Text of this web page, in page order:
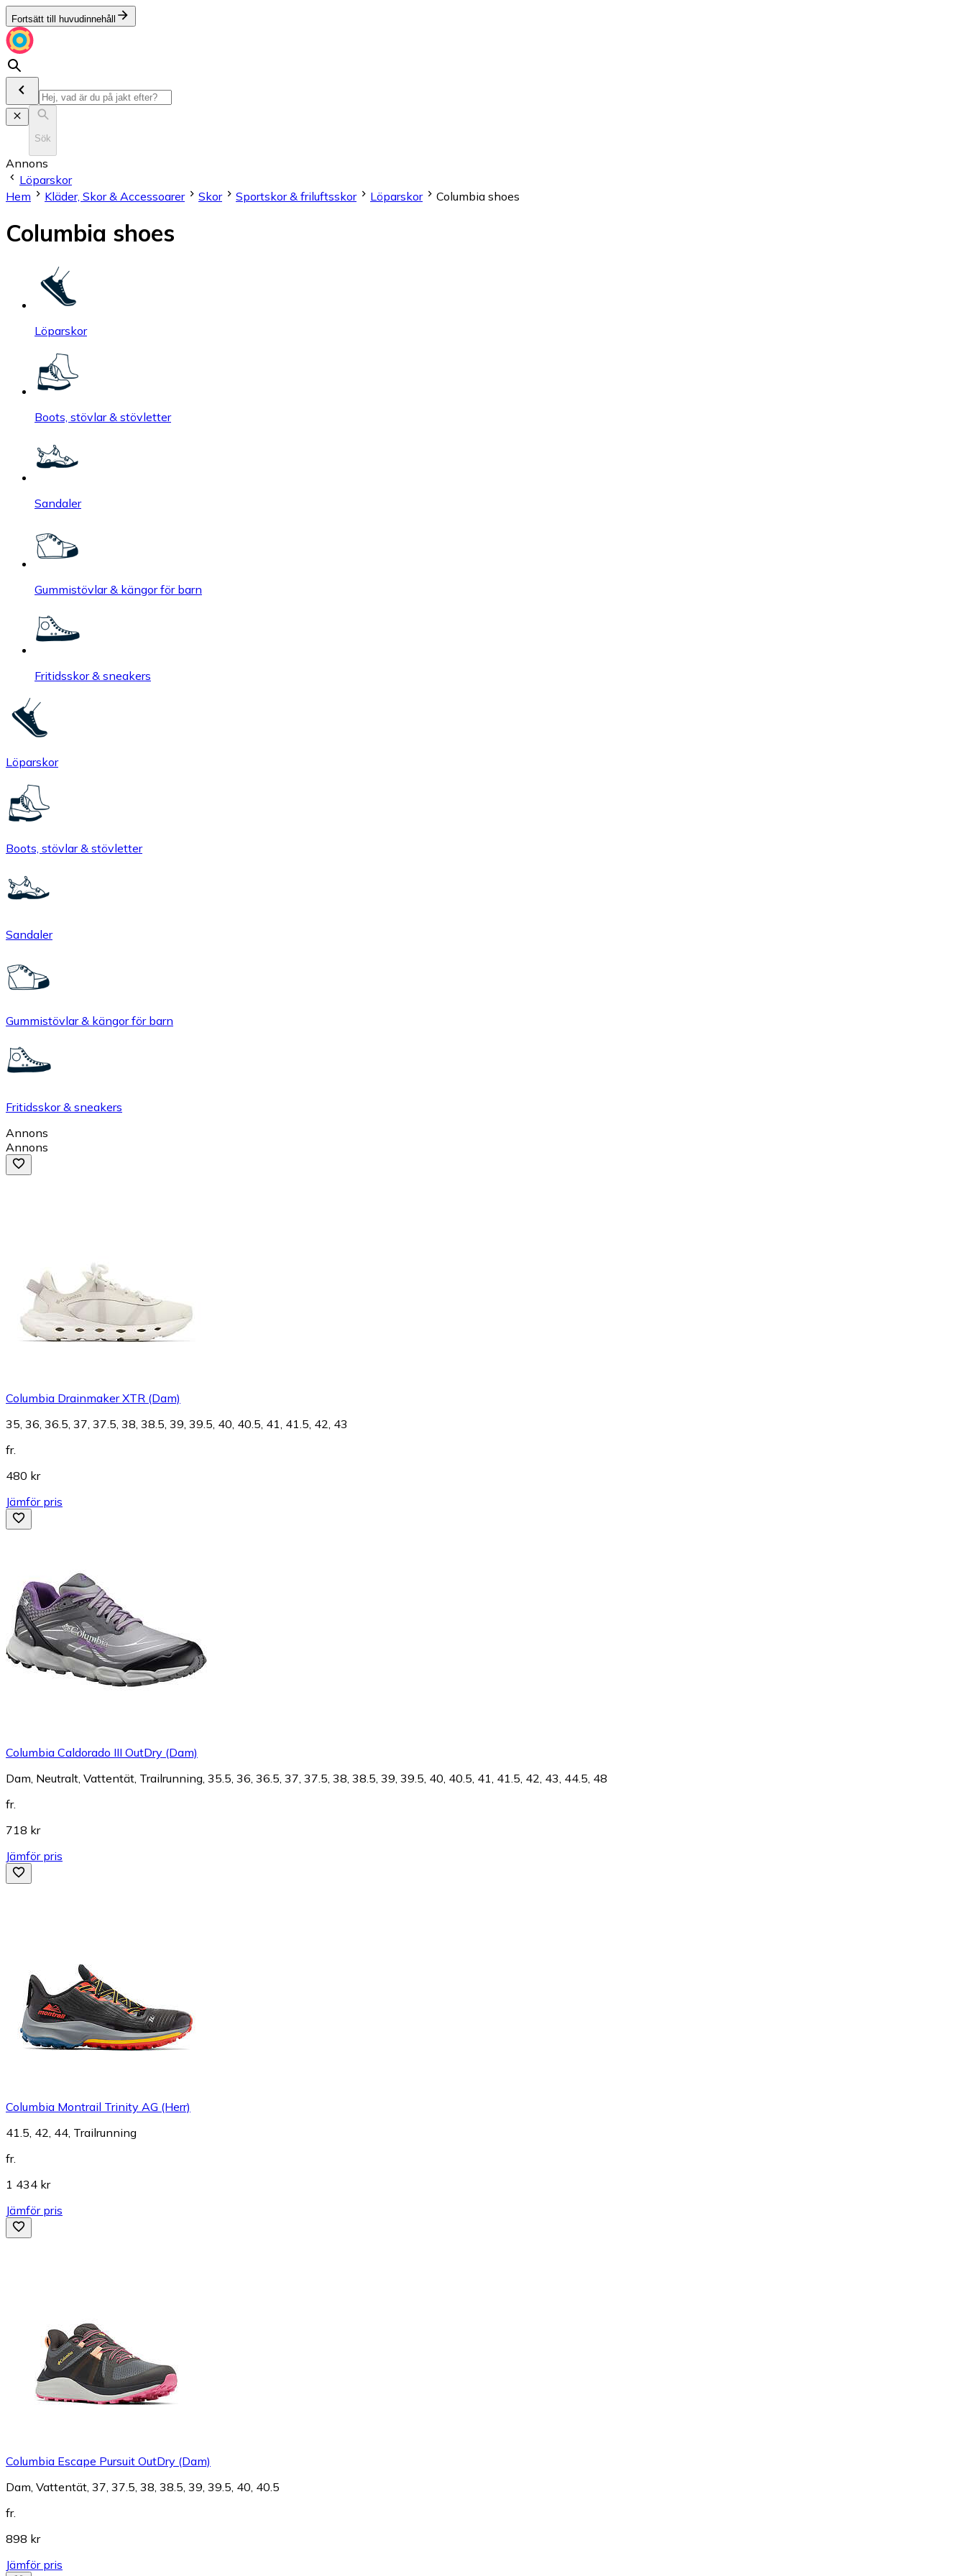
Fortsätt till huvudinnehåll
Sök
Annons
Löparskor
Hem
Kläder, Skor & Accessoarer Skor Sportskor & friluftsskor Löparskor Columbia shoes
Columbia shoes
Löparskor
Boots, stövlar & stövletter
Sandaler
Gummistövlar & kängor för barn
Fritidsskor & sneakers
Löparskor
Boots, stövlar & stövletter
Sandaler
Gummistövlar & kängor för barn
Fritidsskor & sneakers
Annons
Annons
Columbia Drainmaker XTR (Dam)
35, 36, 36.5, 37, 37.5, 38, 38.5, 39, 39.5, 40, 40.5, 41, 41.5, 42, 43
fr.
480 kr
Jämför pris
Columbia Caldorado III OutDry (Dam)
Dam, Neutralt, Vattentät, Trailrunning, 35.5, 36, 36.5, 37, 37.5, 38, 38.5, 39, 39.5, 40, 40.5, 41, 41.5, 42, 43, 44.5, 48
fr.
718 kr
Jämför pris
Columbia Montrail Trinity AG (Herr)
41.5, 42, 44, Trailrunning
fr.
1 434 kr
Jämför pris
Columbia Escape Pursuit OutDry (Dam)
Dam, Vattentät, 37, 37.5, 38, 38.5, 39, 39.5, 40, 40.5
fr.
898 kr
Jämför pris